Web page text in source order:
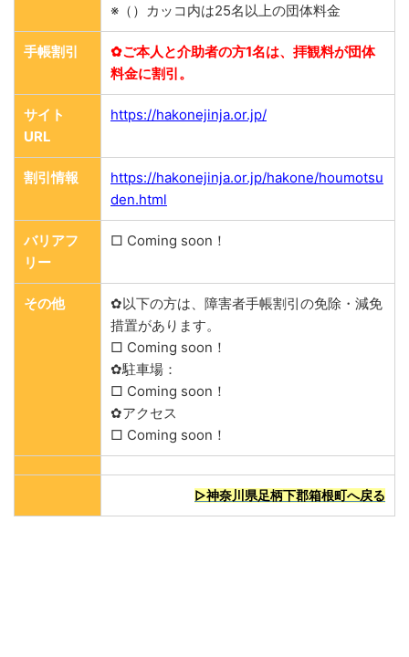
※（）カッコ内は25名以上の団体料金
手帳割引
✿ご本人と介助者の方1名は、拝観料が団体
料金に割引。
サイト
URL
https://hakonejinja.or.jp/
割引情報
https://hakonejinja.or.jp/hakone/houmotsu
den.html
バリアフ
リー
□ Coming soon！
その他
✿以下の方は、障害者手帳割引の免除・減免
措置があります。
□ Coming soon！
✿駐車場：
□ Coming soon！
✿アクセス
□ Coming soon！
▷神奈川県足柄下郡箱根町へ戻る